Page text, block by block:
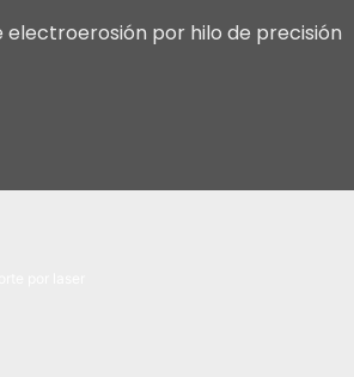
electroerosión por hilo de precisión